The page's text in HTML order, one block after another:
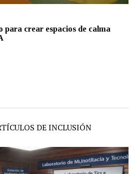
para crear espacios de calma
DE INCLUSIÓN